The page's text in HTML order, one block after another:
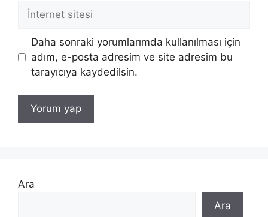
İnternet
sitesi
Daha sonraki yorumlarımda kullanılması için
adım, e-posta adresim ve site adresim bu
tarayıcıya kaydedilsin.
Ara
Ara